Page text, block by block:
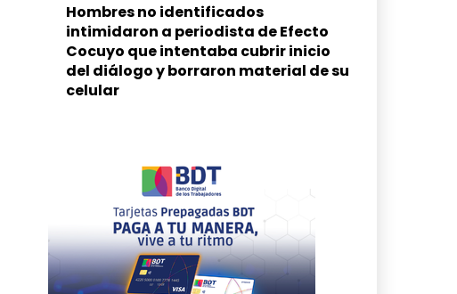
Hombres no identificados
intimidaron a periodista de Efecto
Cocuyo que intentaba cubrir inicio
del diálogo y borraron material de su
celular